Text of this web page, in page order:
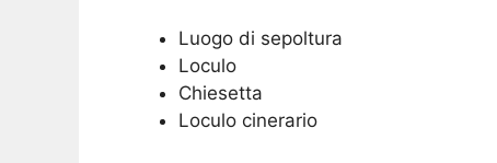
Luogo di sepoltura
Loculo
Chiesetta
Loculo cinerario